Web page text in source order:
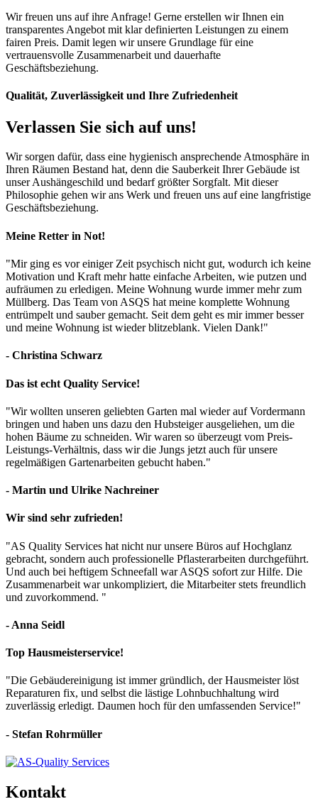
Wir freuen uns auf ihre Anfrage! Gerne erstellen wir Ihnen ein
transparentes Angebot mit klar definierten Leistungen zu einem
fairen Preis. Damit legen wir unsere Grundlage für eine
vertrauensvolle Zusammenarbeit und dauerhafte
Geschäftsbeziehung.
Qualität, Zuverlässigkeit und Ihre Zufriedenheit
Verlassen Sie sich auf uns!
Wir sorgen dafür, dass eine hygienisch ansprechende Atmosphäre in
Ihren Räumen Bestand hat, denn die Sauberkeit Ihrer Gebäude ist
unser Aushängeschild und bedarf größter Sorgfalt. Mit dieser
Philosophie gehen wir ans Werk und freuen uns auf eine langfristige
Geschäftsbeziehung.
Meine Retter in Not!
"Mir ging es vor einiger Zeit psychisch nicht gut, wodurch ich keine
Motivation und Kraft mehr hatte einfache Arbeiten, wie putzen und
aufräumen zu erledigen. Meine Wohnung wurde immer mehr zum
Müllberg. Das Team von ASQS hat meine komplette Wohnung
entrümpelt und sauber gemacht. Seit dem geht es mir immer besser
und meine Wohnung ist wieder blitzeblank. Vielen Dank!"
- Christina Schwarz
Das ist echt Quality Service!
"Wir wollten unseren geliebten Garten mal wieder auf Vordermann
bringen und haben uns dazu den Hubsteiger ausgeliehen, um die
hohen Bäume zu schneiden. Wir waren so überzeugt vom Preis-
Leistungs-Verhältnis, dass wir die Jungs jetzt auch für unsere
regelmäßigen Gartenarbeiten gebucht haben."
- Martin und Ulrike Nachreiner
Wir sind sehr zufrieden!
"AS Quality Services hat nicht nur unsere Büros auf Hochglanz
gebracht, sondern auch professionelle Pflasterarbeiten durchgeführt.
Und auch bei heftigem Schneefall war ASQS sofort zur Hilfe. Die
Zusammenarbeit war unkompliziert, die Mitarbeiter stets freundlich
und zuvorkommend. "
- Anna Seidl
Top Hausmeisterservice!
"Die Gebäudereinigung ist immer gründlich, der Hausmeister löst
Reparaturen fix, und selbst die lästige Lohnbuchhaltung wird
zuverlässig erledigt. Daumen hoch für den umfassenden Service!"
- Stefan Rohrmüller
Kontakt